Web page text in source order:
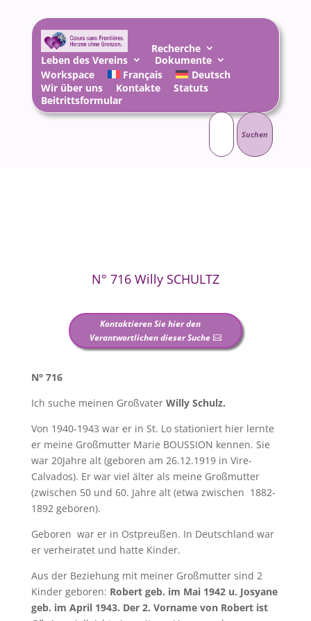
Recherche
Leben des Vereins
Dokumente
Workspace
Français
Deutsch
Wir über uns
Kontakte
Statuts
Beitrittsformular
Suchen
nach:
N° 716 Willy SCHULTZ
Kontaktieren Sie hier den
Verantwortlichen dieser Suche
N° 716
Ich suche meinen Großvater Willy Schulz.
Von 1940-1943 war er in St. Lo stationiert hier lernte
er meine Großmutter Marie BOUSSION kennen. Sie
war 20Jahre alt (geboren am 26.12.1919 in Vire-
Calvados). Er war viel älter als meine Großmutter
(zwischen 50 und 60. Jahre alt (etwa zwischen 1882-
1892 geboren).
Geboren war er in Ostpreußen. In Deutschland war
er verheiratet und hatte Kinder.
Aus der Beziehung mit meiner Großmutter sind 2
Kinder geboren: Robert geb. im Mai 1942 u. Josyane
geb. im April 1943. Der 2. Vorname von Robert ist